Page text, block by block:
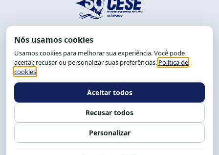
End.: R. da Graça, 150. Graça
CEP: 40.150-055
Salvador-BA, Brasil.
Tel.: (71) 2104-5457, Cel.: (71) 9 9239-2104 ou 2105
Expediente: 8h às 12h e 13 às 17h.
Siga nossas redes Fale conosco